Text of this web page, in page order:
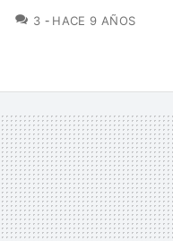
3 COMENTARIOS
HACE 9 AÑOS